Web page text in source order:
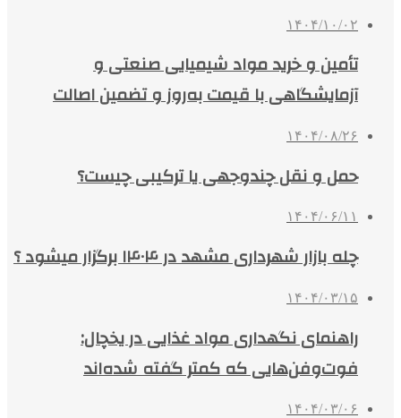
۱۴۰۴/۱۰/۰۲
تأمین و خرید مواد شیمیایی صنعتی و
آزمایشگاهی با قیمت به‌روز و تضمین اصالت
۱۴۰۴/۰۸/۲۶
حمل و نقل چندوجهی یا ترکیبی چیست؟
۱۴۰۴/۰۶/۱۱
چله بازار شهرداری مشهد در ۱۴۰۴ برگزار میشود ؟
۱۴۰۴/۰۳/۱۵
راهنمای نگهداری مواد غذایی در یخچال:
فوت‌وفن‌هایی که کمتر گفته شده‌اند
۱۴۰۴/۰۳/۰۶